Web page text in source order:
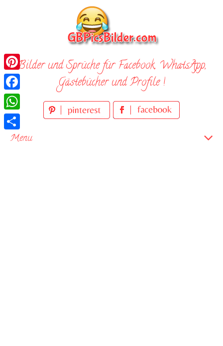
Bilder und Sprüche für Facebook, WhatsApp,
Gästebücher und Profile !
Menu
Pinterest
Facebook
WhatsApp
Teilen